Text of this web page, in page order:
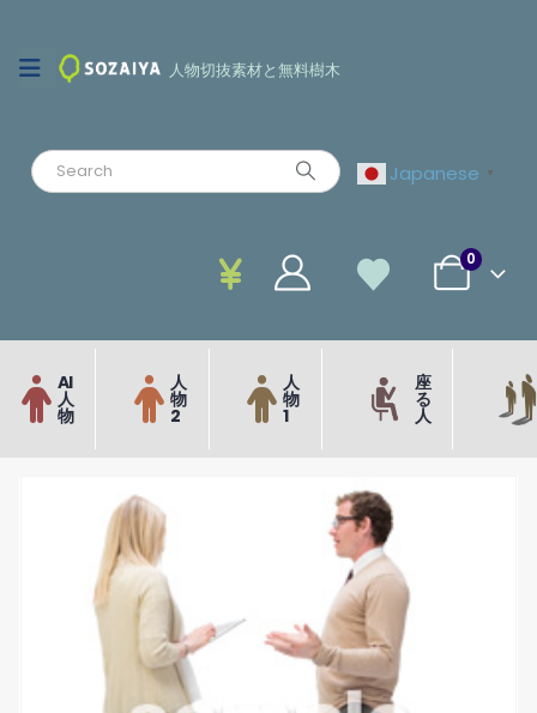
人物切抜素材と無料樹木
Japanese ▼
0
AI
人
物
人
物
2
人
物
1
座
る
人